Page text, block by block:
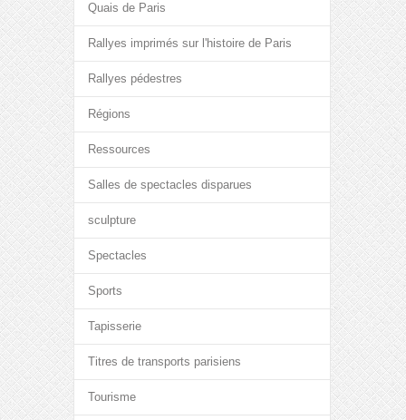
Quais de Paris
Rallyes imprimés sur l'histoire de Paris
Rallyes pédestres
Régions
Ressources
Salles de spectacles disparues
sculpture
Spectacles
Sports
Tapisserie
Titres de transports parisiens
Tourisme